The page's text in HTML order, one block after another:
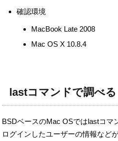
確認環境
MacBook Late 2008
Mac OS X 10.8.4
lastコマンドで調べる
BSDベースのMac OSではlastコマ
ログインしたユーザーの情報など